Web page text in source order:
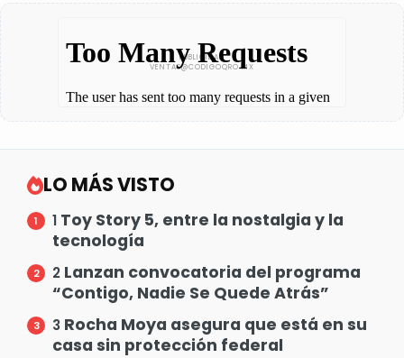
LO MÁS VISTO
1 Toy Story 5, entre la nostalgia y la
tecnología
2 Lanzan convocatoria del programa
“Contigo, Nadie Se Quede Atrás”
3 Rocha Moya asegura que está en su
casa sin protección federal